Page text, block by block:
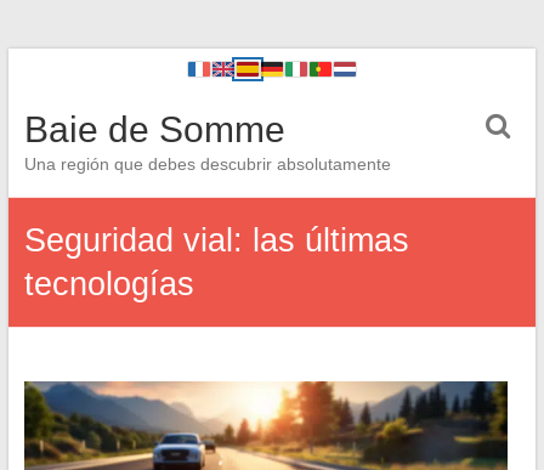
Baie de Somme
Una región que debes descubrir absolutamente
Seguridad vial: las últimas
tecnologías